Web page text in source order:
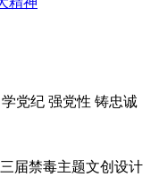
党纪 强党性 铸忠诚
届禁毒主题文创设计